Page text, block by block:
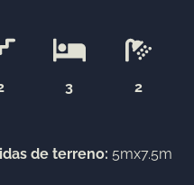
3 2
de terreno:5mx7.5m